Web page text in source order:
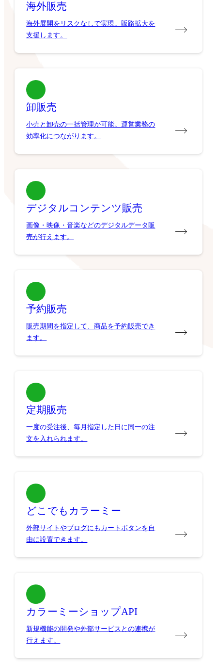
海外販売
海外展開をリスクなしで実現。販路拡大を
支援します。
卸販売
小売と卸売の一括管理が可能。運営業務の
効率化につながります。
デジタルコンテンツ販売
画像・映像・音楽などのデジタルデータ販
売が行えます。
予約販売
販売期間を指定して、商品を予約販売でき
ます。
定期販売
一度の受注後、毎月指定した日に同一の注
文を入れられます。
どこでもカラーミー
外部サイトやブログにもカートボタンを自
由に設置できます。
カラーミーショップAPI
新規機能の開発や外部サービスとの連携が
行えます。